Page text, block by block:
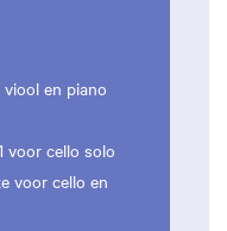
en piano
voor cello solo
voor cello en